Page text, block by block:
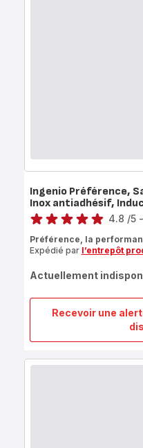
Recevoir une
Ingenio Préférence,
Inox antiadhésif,
Note
4.8 /5 -
Préférence, la
Expédié par l’entrepôt
Actuellement